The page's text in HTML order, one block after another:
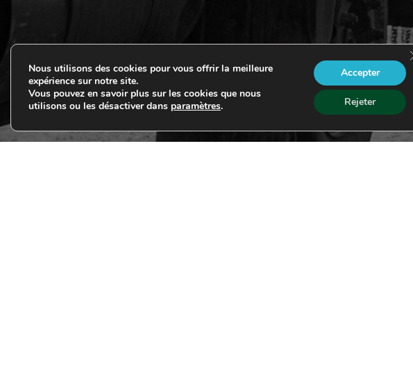
Nous utilisons des cookies pour vous offrir la meilleure
expérience sur notre site.
Vous pouvez en savoir plus sur les cookies que nous
utilisons ou les désactiver dans paramètres.
Accepter
Rejeter